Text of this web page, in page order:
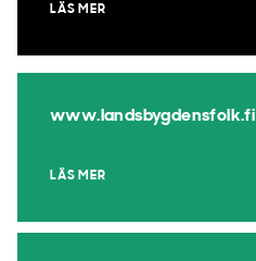
LÄS MER
www.landsbygdensfolk.fi
LÄS MER